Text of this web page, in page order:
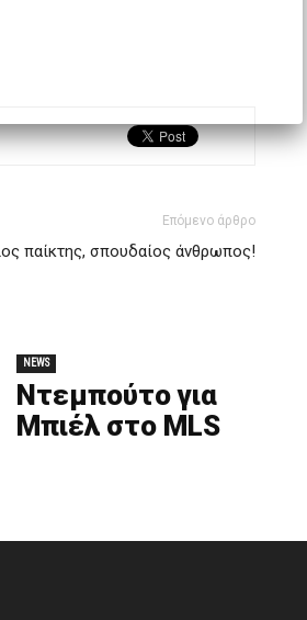
Επόμενο άρθρο
παίκτης, σπουδαίος άνθρωπος!
NEWS
Ντεμπούτο για
Μπιέλ στο MLS